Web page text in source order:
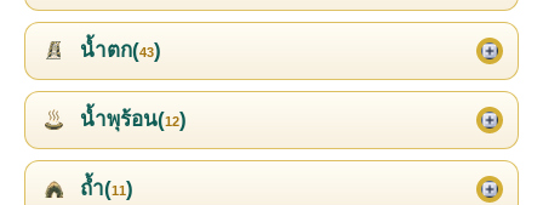
น้ำตก(43)
น้ำพุร้อน(12)
ถ้ำ(11)